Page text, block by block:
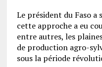
Le président du Faso
cette approche a eu
entre autres, les
de production agro-
sous la période